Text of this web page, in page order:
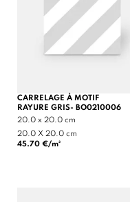
CARRELAGE À MOTIF
RAYURE GRIS- BO0210006
20.0 x 20.0 cm
20.0 X 20.0 cm
45.70 €/m²